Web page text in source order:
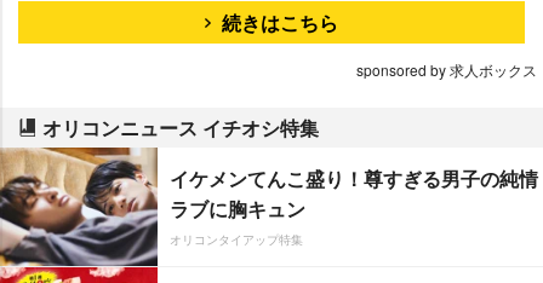
続きはこちら
sponsored by 求人ボックス
オリコンニュース イチオシ特集
イケメンてんこ盛り！尊すぎる男子の純情
ラブに胸キュン
オリコンタイアップ特集